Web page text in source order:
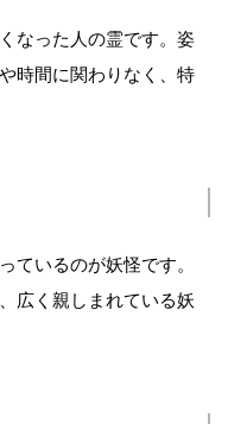
なった人の霊です。姿
時間に関わりなく、特
ているのが妖怪です。
広く親しまれている妖